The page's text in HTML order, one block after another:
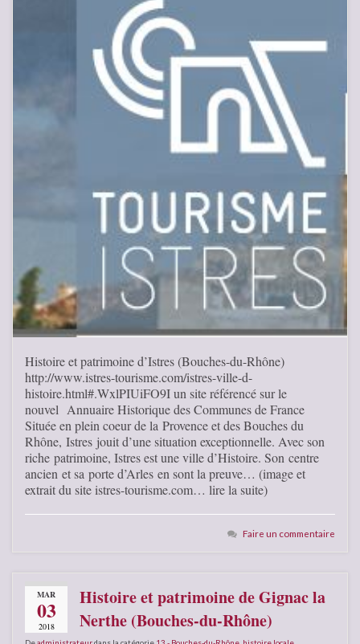
Histoire et patrimoine d’Istres (Bouches-du-Rhône)
http://www.istres-tourisme.com/istres-ville-d-
histoire.html#.WxlPIUiFO9I un site référencé sur le
nouvel Annuaire Historique des Communes de France
Située en plein coeur de la Provence et des Bouches du
Rhône, Istres jouit d’une situation exceptionnelle. Avec son
riche patrimoine, Istres est une ville d’Histoire. Son centre
ancien et sa porte d’Arles en sont la preuve… (image et
extrait du site istres-tourisme.com… lire la suite)
Faire un commentaire
MAR
03
2018
Histoire et patrimoine de Gignac la
Nerthe (Bouches-du-Rhône)